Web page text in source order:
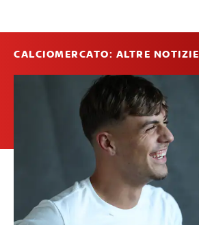
CALCIOMERCATO: ALTRE NOTIZIE